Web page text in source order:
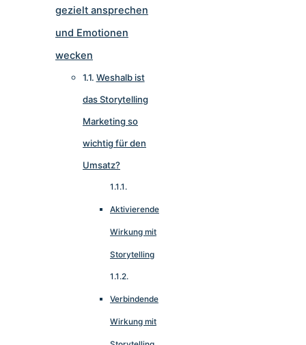
gezielt ansprechen
und Emotionen
wecken
Weshalb ist
das Storytelling
Marketing so
wichtig für den
Umsatz?
Aktivierende
Wirkung mit
Storytelling
Verbindende
Wirkung mit